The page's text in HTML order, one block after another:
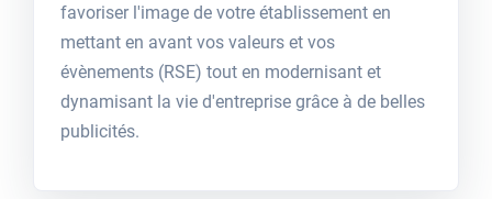
favoriser l'image de votre établissement en
mettant en avant vos valeurs et vos
évènements (RSE) tout en modernisant et
dynamisant la vie d'entreprise grâce à de belles
publicités.